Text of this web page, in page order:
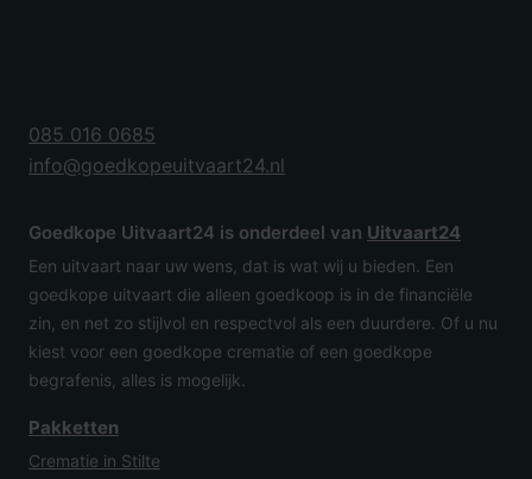
085 016 0685
info@goedkopeuitvaart24.nl
Goedkope Uitvaart24 is onderdeel van Uitvaart24
Een uitvaart naar uw wens, dat is wat wij u bieden. Een
goedkope uitvaart die alleen goedkoop is in de financiële
zin, en net zo stijlvol en respectvol als een duurdere. Of u nu
kiest voor een goedkope crematie of een goedkope
begrafenis, alles is mogelijk.
Pakketten
Crematie in Stilte